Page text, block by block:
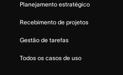
Planejamento estratégico
Recebimento de projetos
Gestão de tarefas
Todos os casos de uso